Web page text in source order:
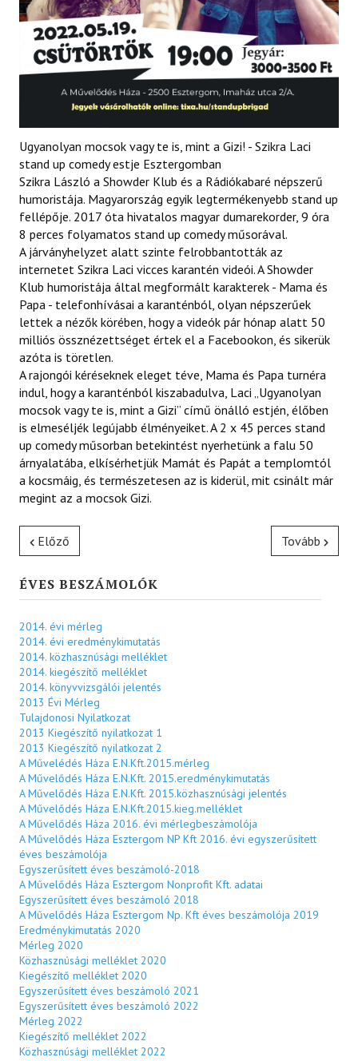
Ugyanolyan mocsok vagy te is, mint a Gizi! - Szikra Laci
stand up comedy estje Esztergomban
Szikra László a Showder Klub és a Rádiókabaré népszerű
humoristája. Magyarország egyik legtermékenyebb stand up
fellépője. 2017 óta hivatalos magyar dumarekorder, 9 óra
8 perces folyamatos stand up comedy műsorával.
A járványhelyzet alatt szinte felrobbantották az
internetet Szikra Laci vicces karantén videói. A Showder
Klub humoristája által megformált karakterek - Mama és
Papa - telefonhívásai a karanténból, olyan népszerűek
lettek a nézők körében, hogy a videók pár hónap alatt 50
milliós össznézettséget értek el a Facebookon, és sikerük
azóta is töretlen.
A rajongói kéréseknek eleget téve, Mama és Papa turnéra
indul, hogy a karanténból kiszabadulva, Laci „Ugyanolyan
mocsok vagy te is, mint a Gizi” című önálló estjén, élőben
is elmeséljék legújabb élményeiket. A 2 x 45 perces stand
up comedy műsorban betekintést nyerhetünk a falu 50
árnyalatába, elkísérhetjük Mamát és Papát a templomtól
a kocsmáig, és természetesen az is kiderül, mit csinált már
megint az a mocsok Gizi.
Előző Tovább
ÉVES BESZÁMOLÓK
2014. évi mérleg
2014. évi eredménykimutatás
2014. közhasznúsági melléklet
2014. kiegészítő melléklet
2014. könyvvizsgálói jelentés
2013 Évi Mérleg
Tulajdonosi Nyilatkozat
2013 Kiegészítő nyilatkozat 1
2013 Kiegészítő nyilatkozat 2
A Művelédés Háza E.N.Kft.2015.mérleg
A Művelődés Háza E.N.Kft. 2015.eredménykimutatás
A Művelődés Háza E.N.Kft. 2015.közhasznúsági jelentés
A Művelődés Háza E.N.Kft.2015.kieg.melléklet
A Művelődés Háza 2016. évi mérlegbeszámolója
A Művelődés Háza Esztergom NP Kft 2016. évi egyszerűsített
éves beszámolója
Egyszerűsített éves beszámoló-2018
A Művelődés Háza Esztergom Nonprofit Kft. adatai
Egyszerűsített éves beszámoló 2018
A Művelődés Háza Esztergom Np. Kft éves beszámolója 2019
Eredménykimutatás 2020
Mérleg 2020
Közhasznúsági melléklet 2020
Kiegészítő melléklet 2020
Egyszerűsített éves beszámoló 2021
Egyszerűsített éves beszámoló 2022
Mérleg 2022
Kiegészítő melléklet 2022
Közhasznúsági melléklet 2022